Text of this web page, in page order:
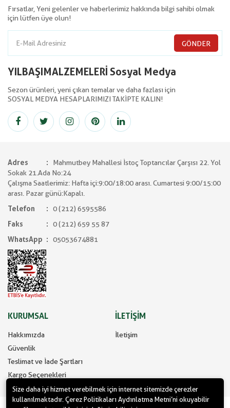
Fırsatlar, Yeni gelenler ve haberlerimiz hakkında bilgi sahibi olmak
için lütfen üye olun!
GÖNDER
YILBAŞIMALZEMELERİ Sosyal Medya
Sezon ürünleri, yeni çıkan temalar ve daha fazlası için
SOSYAL MEDYA HESAPLARIMIZI TAKİPTE KALIN!
Adres
Mahmutbey Mahallesi İstoç Toptancılar Çarşısı 22. Yol
Sokak 21.Ada No:24
Çalışma Saatlerimiz: Hafta içi:9:00/18:00 arası. Cumartesi 9:00/15:00
arası. Pazar günü:Kapalı.
Telefon
0 (212) 6595586
Faks
0 (212) 659 55 87
WhatsApp
05053674881
KURUMSAL
Hakkımızda
Güvenlik
Teslimat ve İade Şartları
Kargo Seçenekleri
İLETİŞİM
İletişim
Size daha iyi hizmet verebilmek için internet sitemizde çerezler
kullanılmaktadır. Çerez Politikaları Aydınlatma Metni’ni okuyabilir